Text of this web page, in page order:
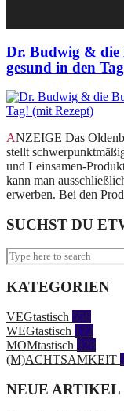
Dr. Budwig & die
gesund in den
ANZEIGE Das Oldenburger Unternehmen Dr. Johanna Budwig
stellt
und Leinsamen-
kann man
erwerben. Bei den
SUCHST DU
KATEGORIEN
VEGtastisch 558
WEGtastisch 172
MOMtastisch 328
(M)ACHTSAMKEIT
NEUE ARTIKEL